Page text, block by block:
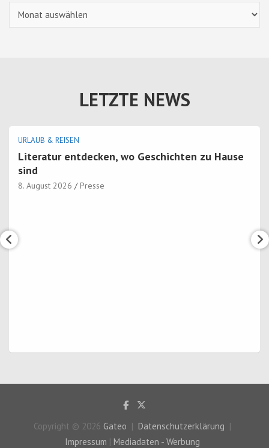
LETZTE NEWS
URLAUB & REISEN
Literatur entdecken, wo Geschichten zu Hause
sind
8. August 2026 Presse
Copyright © 2026 Gateo
Datenschutzerklärung
Impressum | Mediadaten - Werbung